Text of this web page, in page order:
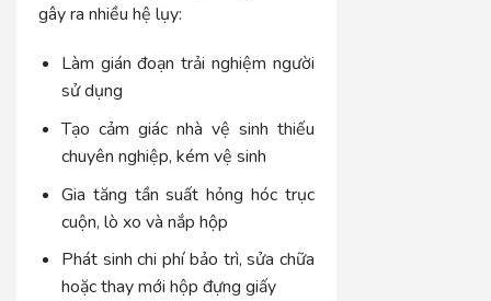
gây ra nhiều hệ lụy:
Làm gián đoạn trải nghiệm người
sử dụng
Tạo cảm giác nhà vệ sinh thiếu
chuyên nghiệp, kém vệ sinh
Gia tăng tần suất hỏng hóc trục
cuộn, lò xo và nắp hộp
Phát sinh chi phí bảo trì, sửa chữa
hoặc thay mới hộp đựng giấy